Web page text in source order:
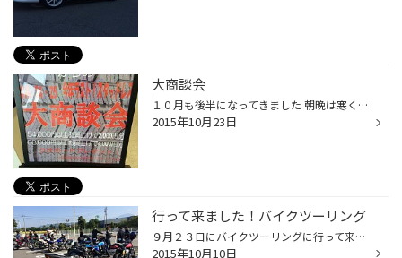
大商談会
１０月も後半になってきました 朝晩は寒くなりました(>_
2015年10月23日
行って来ました！バイクツーリング
９月２３日にバイクツーリングに行って来ました！ 今回は、長野メンバー・大町メンバー・松本メンバー１５台と大人数でした！ 行先は、新導入システム「くじ引き」にて決めます(笑) 引いた場所は、「絶対ルール」 目指すは『富山！ブラックラーメン』 松本から安房トンネルを越えて～♪ 道中～１台...
2015年10月10日